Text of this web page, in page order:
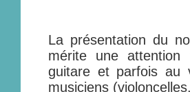
La présentation du
mérite une
guitare et parfois au
musiciens